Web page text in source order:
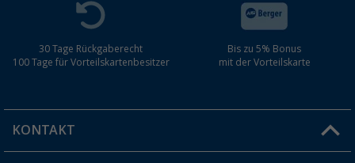
30 Tage Rückgaberecht
100 Tage für Vorteilskartenbesitzer
Bis zu 5% Bonus
mit der Vorteilskarte
KONTAKT